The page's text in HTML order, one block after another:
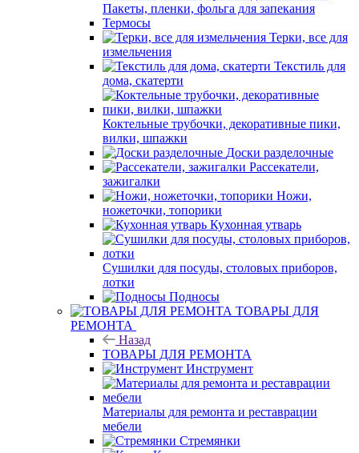
Пакеты, пленки, фольга для запекания
Термосы
Терки, все для
измельчения
Текстиль для
дома, скатерти
Коктельные трубочки, декоративные пики,
вилки, шпажки
Доски разделочные
Рассекатели,
зажигалки
Ножи,
ножеточки, топорики
Кухонная утварь
Сушилки для посуды, столовых приборов,
лотки
Подносы
ТОВАРЫ ДЛЯ
РЕМОНТА
Назад
ТОВАРЫ ДЛЯ РЕМОНТА
Инструмент
Материалы для ремонта и реставрации
мебели
Стремянки